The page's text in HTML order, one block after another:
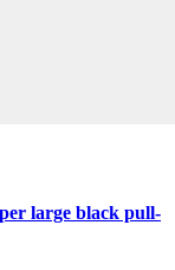
large black pull-